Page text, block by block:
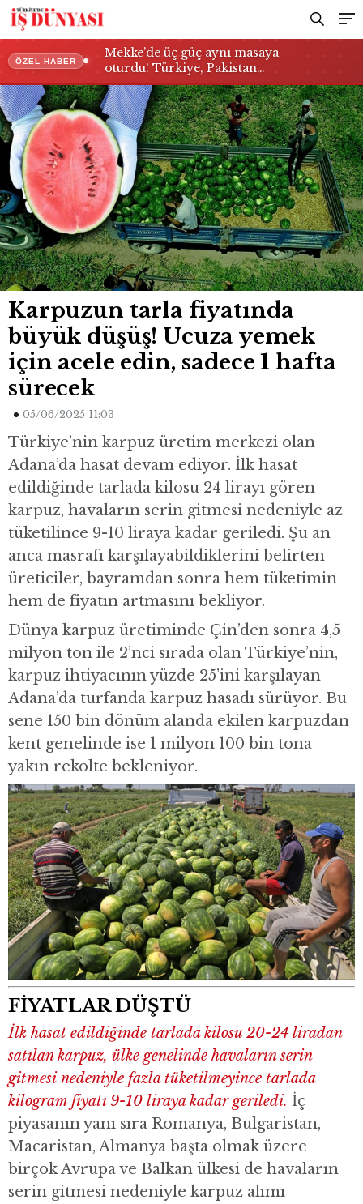
ÖZEL HABER
Mekke’de üç güç aynı masaya
oturdu! Türkiye, Pakistan…
hafta sürecek
Karpuzun tarla fiyatında
büyük düşüş! Ucuza yemek
için acele edin, sadece 1 hafta
sürecek
05/06/2025 11:03
Türkiye’nin karpuz üretim merkezi olan
Adana’da hasat devam ediyor. İlk hasat
edildiğinde tarlada kilosu 24 lirayı gören
karpuz, havaların serin gitmesi nedeniyle az
tüketilince 9-10 liraya kadar geriledi. Şu an
anca masrafı karşılayabildiklerini belirten
üreticiler, bayramdan sonra hem tüketimin
hem de fiyatın artmasını bekliyor.
Dünya karpuz üretiminde Çin’den sonra 4,5
milyon ton ile 2’nci sırada olan Türkiye’nin,
karpuz ihtiyacının yüzde 25’ini karşılayan
Adana’da turfanda karpuz hasadı sürüyor. Bu
sene 150 bin dönüm alanda ekilen karpuzdan
kent genelinde ise 1 milyon 100 bin tona
yakın rekolte bekleniyor.
FİYATLAR DÜŞTÜ
İlk hasat edildiğinde tarlada kilosu 20-24 liradan
satılan karpuz, ülke genelinde havaların serin
gitmesi nedeniyle fazla tüketilmeyince tarlada
kilogram fiyatı 9-10 liraya kadar geriledi. İç
piyasanın yanı sıra Romanya, Bulgaristan,
Macaristan, Almanya başta olmak üzere
birçok Avrupa ve Balkan ülkesi de havaların
serin gitmesi nedeniyle karpuz alımı